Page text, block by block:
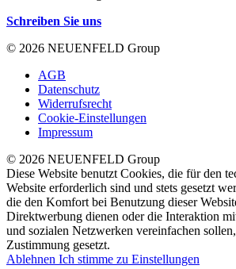
Schreiben Sie uns
© 2026 NEUENFELD Group
AGB
Datenschutz
Widerrufsrecht
Cookie-Einstellungen
Impressum
© 2026 NEUENFELD Group
Diese Website benutzt Cookies, die für den
Website erforderlich sind und stets gesetzt
die den Komfort bei Benutzung dieser
Direktwerbung dienen oder die Interaktion
und sozialen Netzwerken vereinfachen
Zustimmung gesetzt.
Ablehnen Ich stimme zu Einstellungen